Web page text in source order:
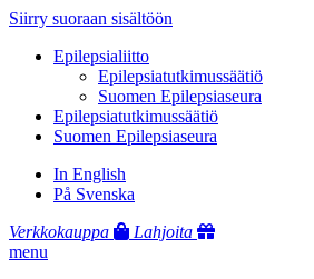
Siirry suoraan sisältöön
Epilepsialiitto
Epilepsiatutkimussäätiö
Suomen Epilepsiaseura
Epilepsiatutkimussäätiö
Suomen Epilepsiaseura
In English
På Svenska
Verkkokauppa
Lahjoita
menu